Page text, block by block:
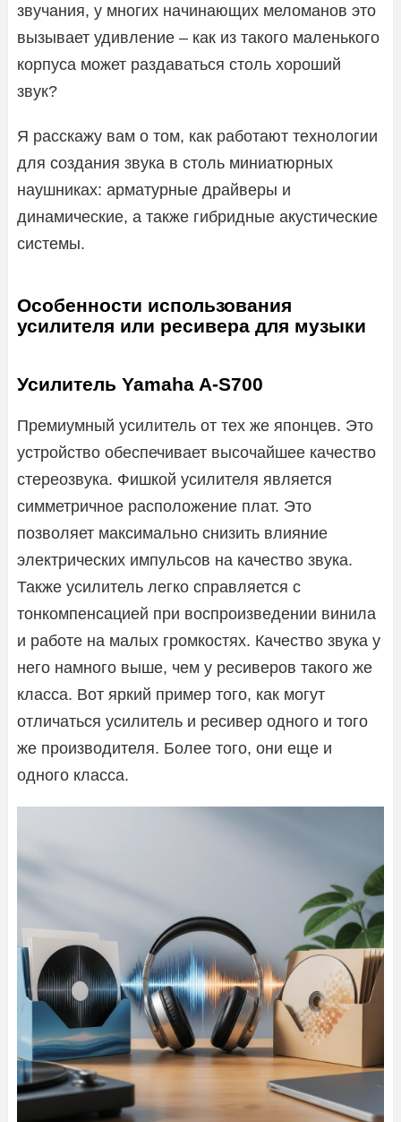
звучания, у многих начинающих меломанов это
вызывает удивление – как из такого маленького
корпуса может раздаваться столь хороший
звук?
Я расскажу вам о том, как работают технологии
для создания звука в столь миниатюрных
наушниках: арматурные драйверы и
динамические, а также гибридные акустические
системы.
Особенности использования
усилителя или ресивера для музыки
Усилитель Yamaha A-S700
Премиумный усилитель от тех же японцев. Это
устройство обеспечивает высочайшее качество
стереозвука. Фишкой усилителя является
симметричное расположение плат. Это
позволяет максимально снизить влияние
электрических импульсов на качество звука.
Также усилитель легко справляется с
тонкомпенсацией при воспроизведении винила
и работе на малых громкостях. Качество звука у
него намного выше, чем у ресиверов такого же
класса. Вот яркий пример того, как могут
отличаться усилитель и ресивер одного и того
же производителя. Более того, они еще и
одного класса.